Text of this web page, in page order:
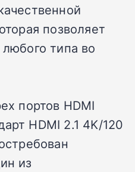
позволяет
типа во
портов HDMI
HDMI 2.1 4K/120
из